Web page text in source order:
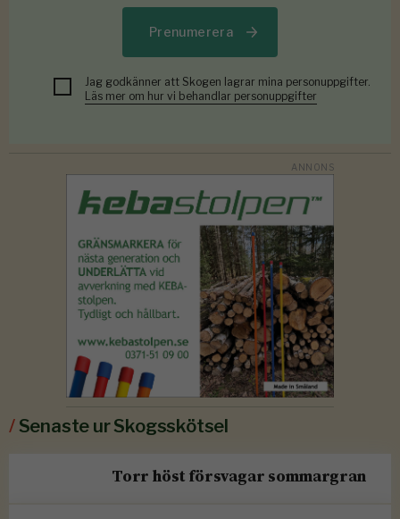
Prenumerera
Jag godkänner att Skogen lagrar mina personuppgifter.
Läs mer om hur vi behandlar personuppgifter
/Senaste ur Skogsskötsel
Torr höst försvagar sommargran